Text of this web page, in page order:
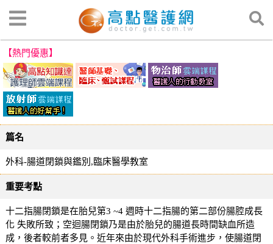
【熱門優惠】
篇名
外科-腸道閉鎖與鑑別,臨床醫學教室
重要考點
十二指腸閉鎖是在胎兒第3 ~4 週時十二指腸的第二部份腸腔成長
化 失敗所致；空迴腸閉鎖乃是由於胎兒的腸道長時間缺血所造
成，後者較前者多見。近年來由於現代外科手術進步，使腸道閉